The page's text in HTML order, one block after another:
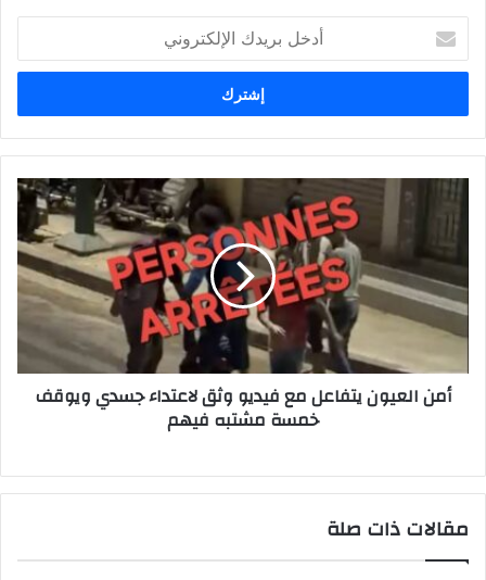
بريدك
الإلكتروني
أمن
يتفاعل
فيديو
وثق
لاعتداء
ويوقف
خمسة
أمن العيون يتفاعل مع فيديو وثق لاعتداء جسدي ويوقف
خمسة مشتبه فيهم
مقالات ذات صلة